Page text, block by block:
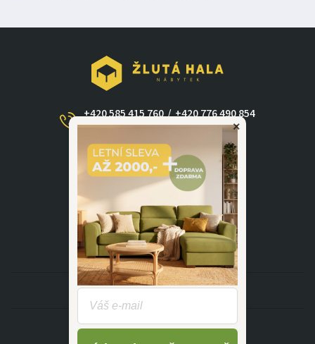
+420 585 415 760 / +420 776 490 854
dotazy@zlutahala.cz
KATEGORIE
INFORMACE
×